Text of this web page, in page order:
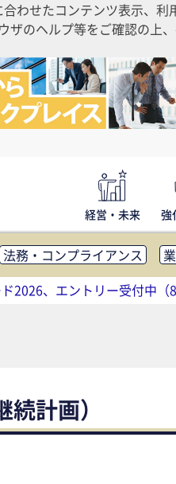
わせたコンテンツ表示、
のヘルプ等をご確認の上
経営・未来 強
法務・コンプライアンス
社内コミュニケーション活
減 アウトソーシング・
2026、エントリー受付中（8
計画）